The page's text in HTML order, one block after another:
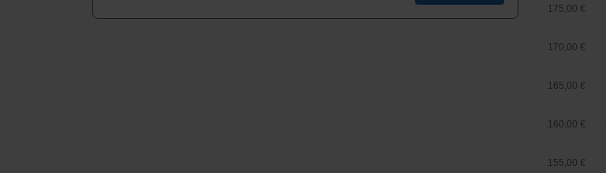
155,00 €
160,00 €
165,00 €
170,00 €
175,00 €